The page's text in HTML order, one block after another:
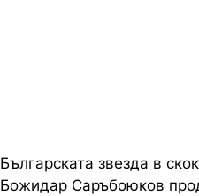
Българската звезда в
Божидар Саръбоюков